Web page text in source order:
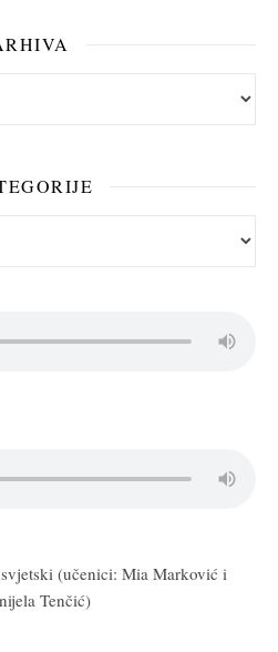
(učenici: Mia Marković i
Tenčić)